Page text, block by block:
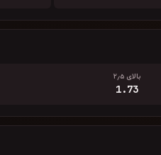
بالای ۲٫۵
1.73